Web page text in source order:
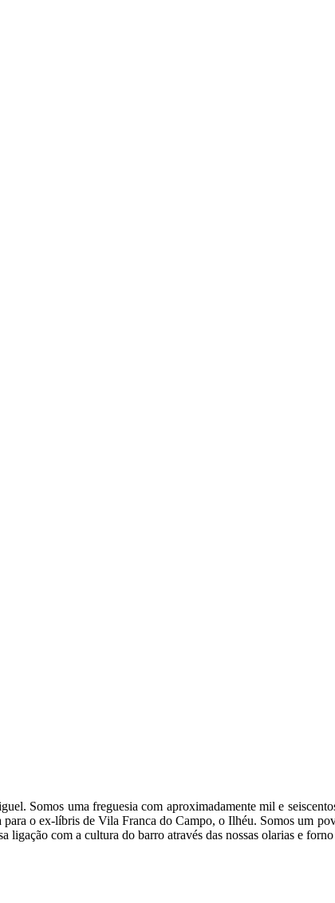
Somos uma freguesia com aproximadamente mil e
o ex-líbris de Vila Franca do Campo, o Ilhéu. Somos um
ligação com a cultura do barro através das nossas olarias e